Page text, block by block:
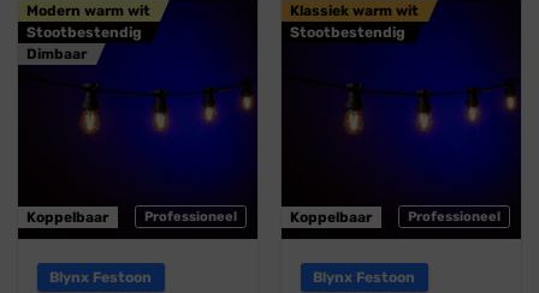
Professioneel
Modern warm wit
Stootbestendig
Dimbaar
Koppelbaar
Blynx Festoon
Professioneel
Klassiek warm wit
Stootbestendig
Koppelbaar
Blynx Festoon